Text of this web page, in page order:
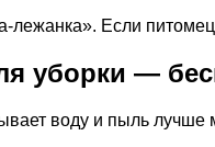
лежанка». Если
уборки —
воду и пыль